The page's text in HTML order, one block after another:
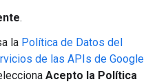
.
la Política de Datos del
de las APIs de Google
Acepto la Política